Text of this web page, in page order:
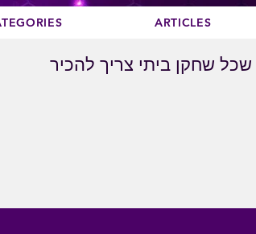
ARTICLES
שכל שחקן ביתי צריך להכיר